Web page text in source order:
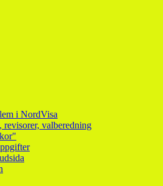
i NordVisa
revisorer, valberedning